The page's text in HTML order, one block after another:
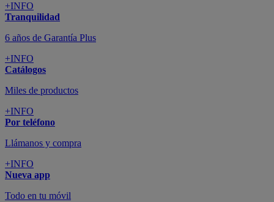
+INFO
Tranquilidad
6 años de Garantía Plus
+INFO
Catálogos
Miles de productos
+INFO
Por teléfono
Llámanos y compra
+INFO
Nueva app
Todo en tu móvil